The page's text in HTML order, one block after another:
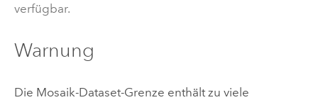
verfügbar.
Warnung
Die Mosaik-Dataset-Grenze enthält zu viele